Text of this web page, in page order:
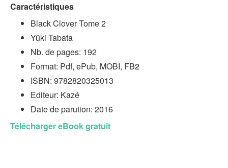
Caractéristiques
Black Clover Tome 2
Yûki Tabata
Nb. de pages: 192
Format: Pdf, ePub, MOBI, FB2
ISBN: 9782820325013
Editeur: Kazé
Date de parution: 2016
Télécharger eBook gratuit